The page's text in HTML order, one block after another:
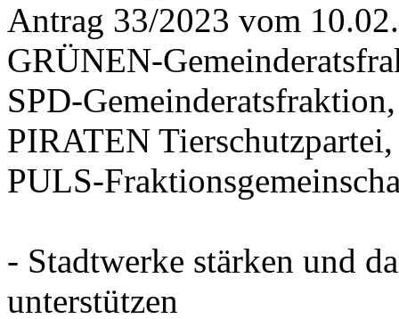
Antrag 33/2023 vom
GRÜNEN-
SPD-
PIRATEN Tierschutzpartei,
PULS-
- Stadtwerke stärken und
unterstützen